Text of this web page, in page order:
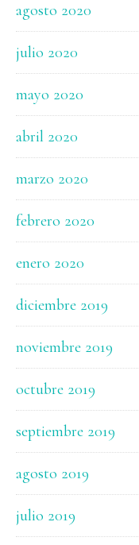
agosto 2020
julio 2020
mayo 2020
abril 2020
marzo 2020
febrero 2020
enero 2020
diciembre 2019
noviembre 2019
octubre 2019
septiembre 2019
agosto 2019
julio 2019